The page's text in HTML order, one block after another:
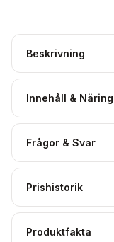
Beskrivning
Innehåll & Näring
Frågor & Svar
Prishistorik
Produktfakta